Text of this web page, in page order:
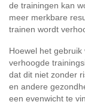
de trainingen kan
meer merkbare
trainen wordt
Hoewel het
verhoogde
dat dit niet zonder
en andere
een evenwicht te